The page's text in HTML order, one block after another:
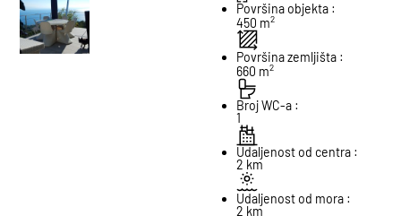
Površina objekta :
450 m2
Površina zemljišta :
660 m2
Broj WC-a :
1
Udaljenost od centra :
2 km
Udaljenost od mora :
2 km